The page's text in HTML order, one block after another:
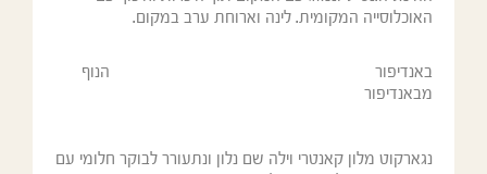
האוכלוסייה המקומית. לינה וארוחת ערב במקום.
באנדיפור הנוף
מבאנדיפור
נגארקוט מלון קאנטרי וילה שם נלון ונתעורר לבוקר חלומי עם